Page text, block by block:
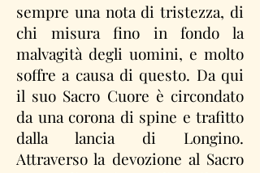
sempre una nota di tristezza, di
chi misura fino in fondo la
malvagità degli uomini, e molto
soffre a causa di questo. Da qui
il suo Sacro Cuore è circondato
da una corona di spine e trafitto
dalla lancia di Longino.
Attraverso la devozione al Sacro